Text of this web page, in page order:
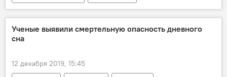
Репортажи
Ученые выявили смертельную опасность дневного
сна
12 декабря 2019, 15:45